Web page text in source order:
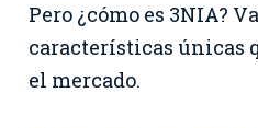
Pero ¿cómo es 3NIA?
características únicas
el mercado.